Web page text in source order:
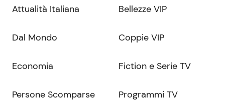
Attualità Italiana
Dal Mondo
Economia
Persone Scomparse
Bellezze VIP
Coppie VIP
Fiction e Serie TV
Programmi TV